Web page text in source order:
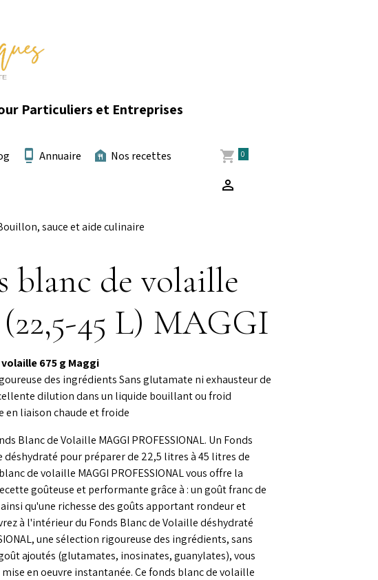
Particuliers et Entreprises
Annuaire
Nos recettes
0
sauce et aide culinaire
blanc de volaille
(22,5-45 L) MAGGI
675 g Maggi
des ingrédients Sans glutamate ni exhausteur de
dilution dans un liquide bouillant ou froid
en liaison chaude et froide
Blanc de Volaille MAGGI PROFESSIONAL. Un Fonds
pour préparer de 22,5 litres à 45 litres de
de volaille MAGGI PROFESSIONAL vous offre la
goûteuse et performante grâce à : un goût franc de
qu'une richesse des goûts apportant rondeur et
à l'intérieur du Fonds Blanc de Volaille déshydraté
une sélection rigoureuse des ingrédients, sans
ajoutés (glutamates, inosinates, guanylates), vous
en oeuvre instantanée. Ce fonds blanc de volaille